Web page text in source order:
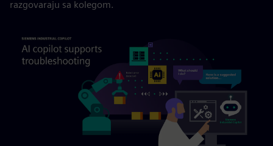
razgovaraju sa kolegom.